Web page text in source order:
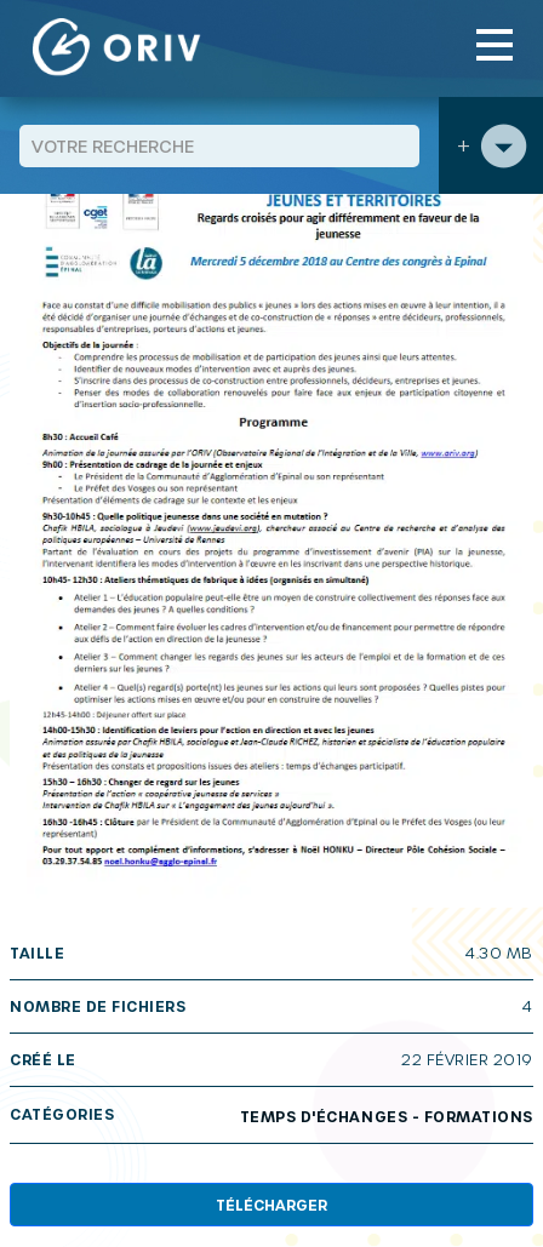
Aller au contenu
+
publications
Retour sur la journée « Jeunes et territoires.
Regards croisés pour agir différemment faveur de la
TAILLE 4.30 MB
NOMBRE DE FICHIERS 4
CRÉÉ LE 22 FÉVRIER 2019
CATÉGORIES TEMPS D'ÉCHANGES - FORMATIONS
TÉLÉCHARGER
Panneau de gestion des cookies